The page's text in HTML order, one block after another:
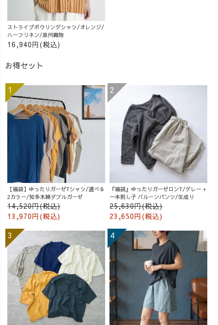
ストライプボウリングシャツ/オレンジ/
ハーフリネン/泉州織物
16,940円(税込)
お得セット
【福袋】ゆったりガーゼTシャツ/選べる
2カラー/知多木綿ダブルガーゼ
14,520円(税込)
13,970円(税込)
『福袋』ゆったりガーゼロンT/グレー +
一本刺し子 バルーンパンツ/生成り
25,630円(税込)
23,650円(税込)